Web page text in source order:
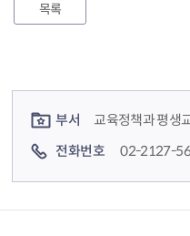
목록
부서
교육정책과 평생
전화번호
02-2127-